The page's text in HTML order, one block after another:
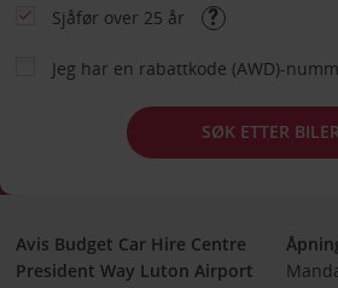
Sjåfør over 25 år
Jeg har en rabattkode (AWD)-
SØK ETTER
Avis Budget Car Hire Centre
President Way Luton Airport